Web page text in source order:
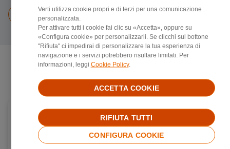
Chiama a0922602013
Negozi di riparazione più vicini
Carrozzerie convenzionata Verti in provincia di
Brescia
Via brescia 47, 25014, Castenedolo
Verti utilizza cookie propri e di terzi per una comunicazione
personalizzata.
Per attivare tutti i cookie fai clic su «Accetta», oppure su
«Configura cookie» per personalizzarli. Se clicchi sul bottone
"Rifiuta" ci impedirai di personalizzare la tua esperienza di
navigazione e i servizi potrebbero risultare limitati. Per
informazioni, leggi Cookie Policy.
CONFIGURA COOKIE
RIFIUTA TUTTI
ACCETTA COOKIE